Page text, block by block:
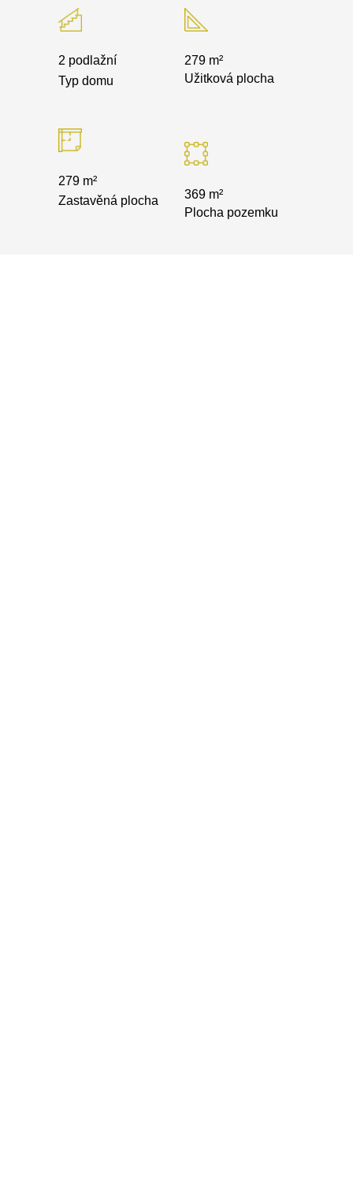
Větší obchody Kaufland, Tesco, Billa, Lidl,
Baumax, Mountfield atd. je v Kladné, které
je 7 km.
2 podlažní
Typ domu
279 m²
Zastavěná plocha
279 m²
Užitková plocha
369 m²
Plocha pozemku